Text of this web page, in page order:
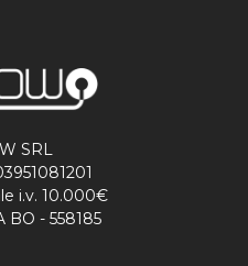
SRL
i.v. 10.000€
BO - 558185